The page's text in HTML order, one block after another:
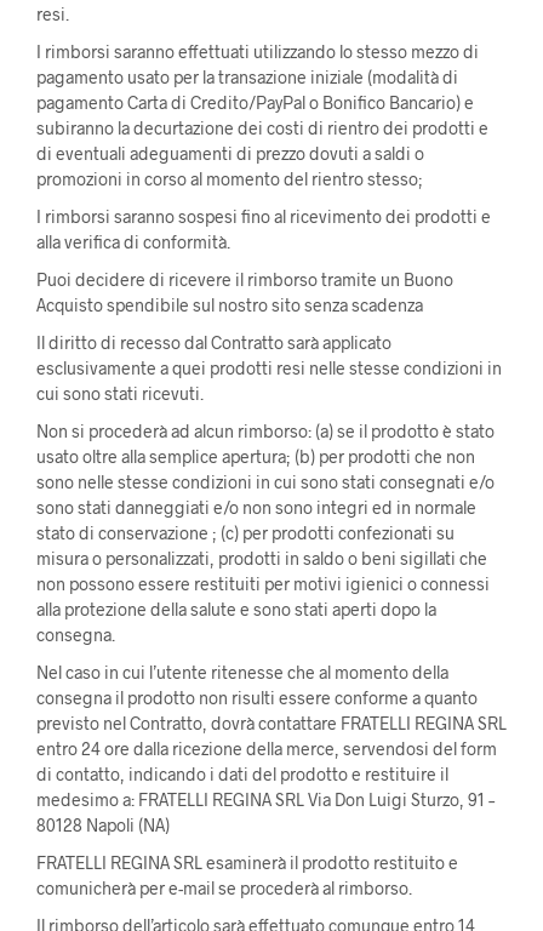
resi.
I rimborsi saranno effettuati utilizzando lo stesso mezzo di
pagamento usato per la transazione iniziale (modalità di
pagamento Carta di Credito/PayPal o Bonifico Bancario) e
subiranno la decurtazione dei costi di rientro dei prodotti e
di eventuali adeguamenti di prezzo dovuti a saldi o
promozioni in corso al momento del rientro stesso;
I rimborsi saranno sospesi fino al ricevimento dei prodotti e
alla verifica di conformità.
Puoi decidere di ricevere il rimborso tramite un Buono
Acquisto spendibile sul nostro sito senza scadenza
Il diritto di recesso dal Contratto sarà applicato
esclusivamente a quei prodotti resi nelle stesse condizioni in
cui sono stati ricevuti.
Non si procederà ad alcun rimborso: (a) se il prodotto è stato
usato oltre alla semplice apertura; (b) per prodotti che non
sono nelle stesse condizioni in cui sono stati consegnati e/o
sono stati danneggiati e/o non sono integri ed in normale
stato di conservazione ; (c) per prodotti confezionati su
misura o personalizzati, prodotti in saldo o beni sigillati che
non possono essere restituiti per motivi igienici o connessi
alla protezione della salute e sono stati aperti dopo la
consegna.
Nel caso in cui l’utente ritenesse che al momento della
consegna il prodotto non risulti essere conforme a quanto
previsto nel Contratto, dovrà contattare FRATELLI REGINA SRL
entro 24 ore dalla ricezione della merce, servendosi del form
di contatto, indicando i dati del prodotto e restituire il
medesimo a: FRATELLI REGINA SRL Via Don Luigi Sturzo, 91 –
80128 Napoli (NA)
FRATELLI REGINA SRL esaminerà il prodotto restituito e
comunicherà per e-mail se procederà al rimborso.
Il rimborso dell’articolo sarà effettuato comunque entro 14